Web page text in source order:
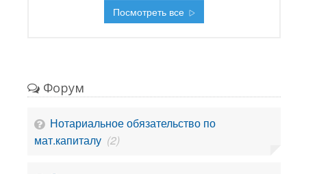
Посмотреть все
Форум
Нотариальное обязательство по
мат.капиталу (2)